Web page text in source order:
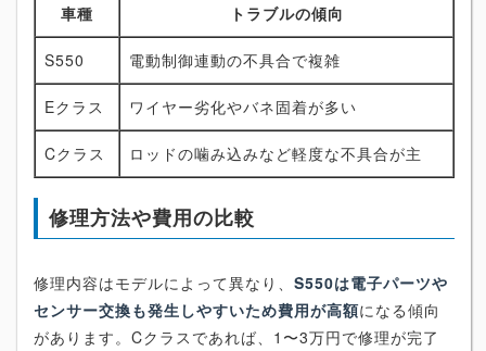
車種 トラブルの傾向
S550 電動制御連動の不具合で複雑
Eクラス ワイヤー劣化やバネ固着が多い
Cクラス ロッドの噛み込みなど軽度な不具合が主
修理方法や費用の比較
修理内容はモデルによって異なり、 S550は電子パーツや
センサー交換も発生しやすいため費用が高額になる傾向
があります。Cクラスであれば、1〜3万円で修理が完了